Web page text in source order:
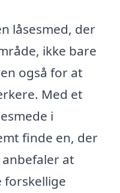
låsesmed, der
ikke bare
også for at
Med et
i
finde en, der
at